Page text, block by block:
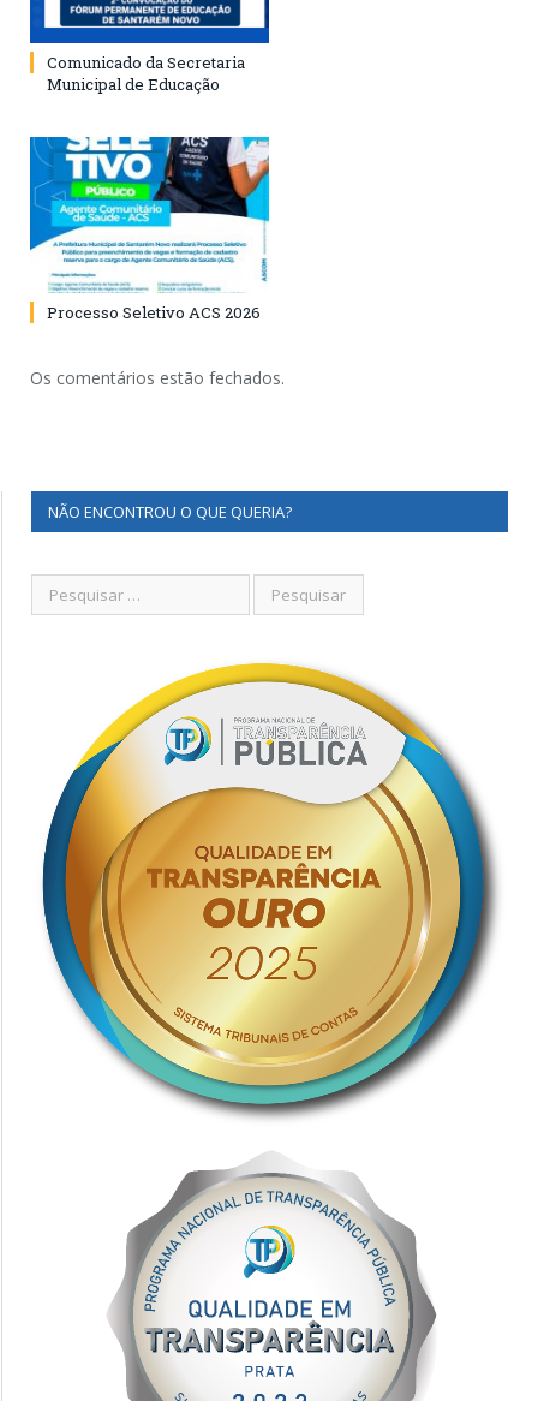
Comunicado da Secretaria
Municipal de Educação
Processo Seletivo ACS 2026
Os comentários estão fechados.
NÃO ENCONTROU O QUE QUERIA?